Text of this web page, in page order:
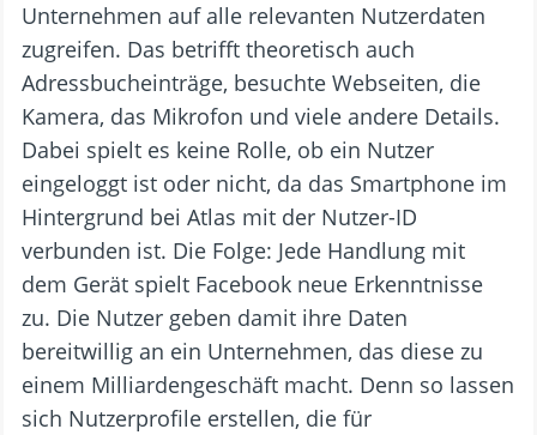
Unternehmen auf alle relevanten Nutzerdaten
zugreifen. Das betrifft theoretisch auch
Adressbucheinträge, besuchte Webseiten, die
Kamera, das Mikrofon und viele andere Details.
Dabei spielt es keine Rolle, ob ein Nutzer
eingeloggt ist oder nicht, da das Smartphone im
Hintergrund bei Atlas mit der Nutzer-ID
verbunden ist. Die Folge: Jede Handlung mit
dem Gerät spielt Facebook neue Erkenntnisse
zu. Die Nutzer geben damit ihre Daten
bereitwillig an ein Unternehmen, das diese zu
einem Milliardengeschäft macht. Denn so lassen
sich Nutzerprofile erstellen, die für